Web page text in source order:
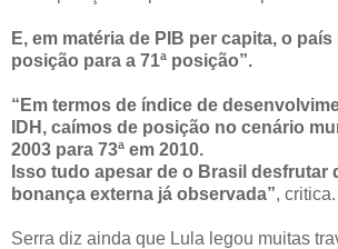
E, em matéria de PIB per capita, o país
posição para a 71ª posição”.
“Em termos de índice de
IDH, caímos de posição no cenário
2003 para 73ª em 2010.
Isso tudo apesar de o Brasil desfrutar
bonança externa já observada”, critica.
Serra diz ainda que Lula legou muitas